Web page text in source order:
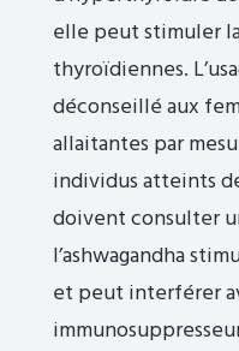
elle peut stimuler
thyroïdiennes.
déconseillé aux
allaitantes par
individus atteints
doivent consulter
l’ashwagandha
et peut interférer